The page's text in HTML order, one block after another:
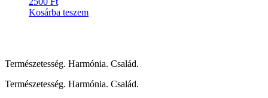
Kosárba teszem
Természetesség. Harmónia. Család.
Természetesség. Harmónia. Család.